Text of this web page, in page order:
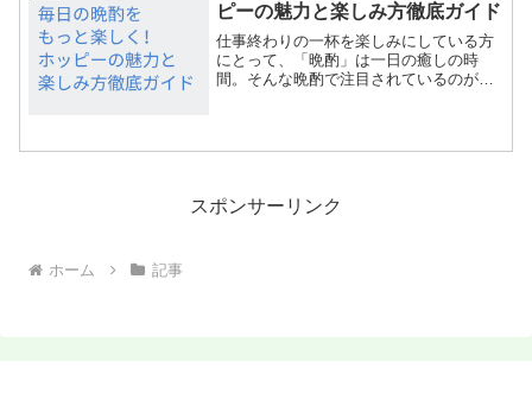
ピーの魅力と楽しみ方徹底ガイド
仕事終わりの一杯を楽しみにしている方
にとって、「晩酌」は一日の癒しの時
間。そんな晩酌で注目されているのが
記事では、晩酌でホッピーを楽...
スポンサーリンク
ホーム 記事